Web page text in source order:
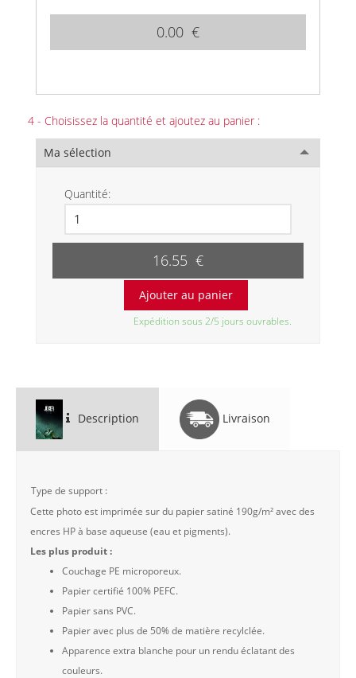
0.00 €
4 - Choisissez la quantité et ajoutez au panier :
Ma sélection
Quantité:
16.55 €
Expédition sous 2/5 jours ouvrables.
Description Livraison
Type de support :
Cette photo est imprimée sur du papier satiné 190g/m² avec des
encres HP à base aqueuse (eau et pigments).
Les plus produit :
Couchage PE microporeux.
Papier certifié 100% PEFC.
Papier sans PVC.
Papier avec plus de 50% de matière recylclée.
Apparence extra blanche pour un rendu éclatant des
couleurs.